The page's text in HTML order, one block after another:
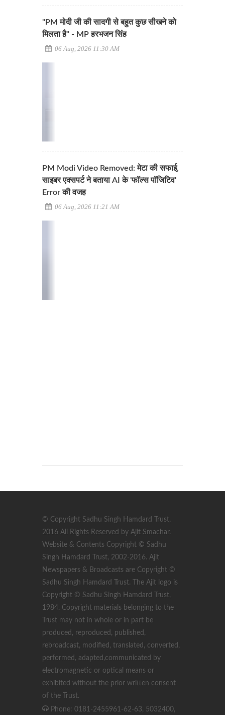
"PM मोदी जी की सादगी से बहुत कुछ सीखने को
मिलता है" - MP हरभजन सिंह
06 Aug, 2026 11:30 AM
PM Modi Video Removed: मेटा की सफाई,
साइबर एक्सपर्ट ने बताया AI के 'फॉल्स पॉजिटिव'
Error की वजह
06 Aug, 2026 11:21 AM
© Copyright Sadhu Singh Hamdard Trust,
2016 All Rights Reserved by Ajit Smachar.
Website & Contents Copyright © Sadhu
Singh Hamdard Trust, 2002-2016. Ajit
Newspapers & Broadcasts are Copyright ©
Sadhu Singh Hamdard Trust. The Ajit logo is
Copyright © Sadhu Singh Hamdard Trust,
1984. Copyright materials belonging to the
Trust may not in whole or in part be
produced, reproduced, published,
rebroadcast, modified, translated, converted,
performed, adapted,communicated by
electromagnetic or optical means or
exhibited without the prior written consent
of the Trust.
Phone: 0181-2455961-62-63, 5032400,